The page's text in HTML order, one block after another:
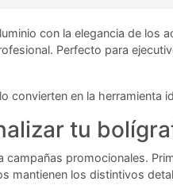
con la elegancia de
Perfecto para
lo convierten en la herramienta
tu
promocionales.
mantienen los distintivos